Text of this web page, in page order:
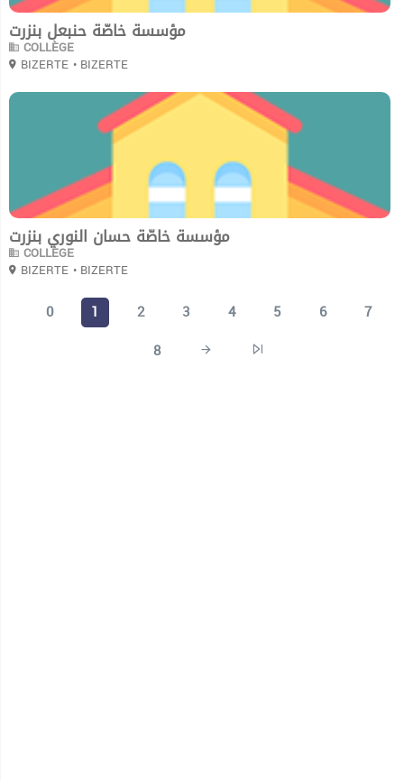
مؤسسة خاصّة حنبعل بنزرت
COLLÈGE
BIZERTE • BIZERTE
مؤسسة خاصّة حسان النوري بنزرت
COLLÈGE
BIZERTE • BIZERTE
0 1 2 3 4 5 6
7
8